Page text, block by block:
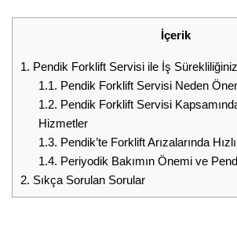
İçerik
1. Pendik Forklift Servisi ile İş
1.1. Pendik Forklift Servisi Neden
1.2. Pendik Forklift Servisi
Hizmetler
1.3. Pendik’te Forklift Arızalarında
1.4. Periyodik Bakımın Önemi ve
2. Sıkça Sorulan Sorular